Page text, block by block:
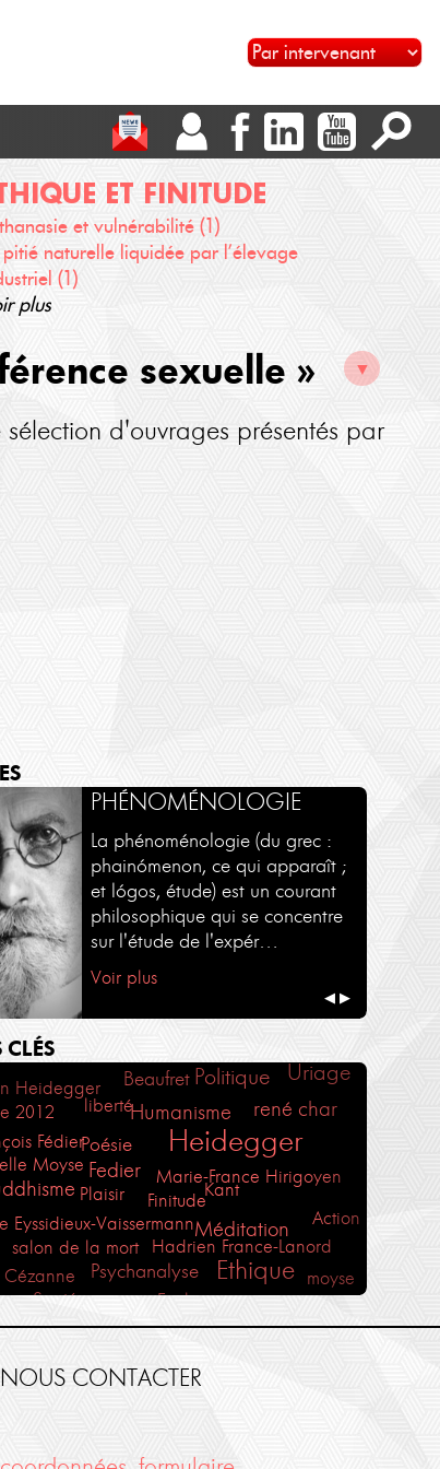
ET FINITUDE
et vulnérabilité (1)
pitié naturelle liquidée par l’élevage
(1)
plus
sexuelle » ▼
d'ouvrages présentés par
SÉMINAIRES - COURS
Une sélection de séminaires en
intégralité et en exclusivité sur
Philosophies.tv
Voir plus
AUTOUR D'UN LIVRE
Une sélection d'ouvrages par
leurs auteurs.
Voir plus
PHÉNOMÉNOLOGIE
La phénoménologie (du grec :
phainómenon, ce qui apparaît ;
et lógos, étude) est un courant
philosophique qui se concentre
sur l'étude de l'expér…
Voir plus
◀ ▶
Heidegger BeaufretPolitique Uriage
2012 libertéHumanisme rené char
FédierPoésie Heidegger
Moyse Fedier Marie-France Hirigoyen
Plaisir Finitude
Kant
Eyssidieux-VaissermannMéditation
Action
salon de la mort Hadrien France-Lanord
Cézanne Psychanalyse Ethique moyse
Santé Ecologie
Holderlin
Sophocle
Magazine Amour
NOUS CONTACTER